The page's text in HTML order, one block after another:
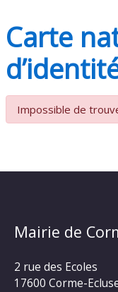
Carte
Impossible de
Mairie de
2 rue des Ecoles
17600 Corme-